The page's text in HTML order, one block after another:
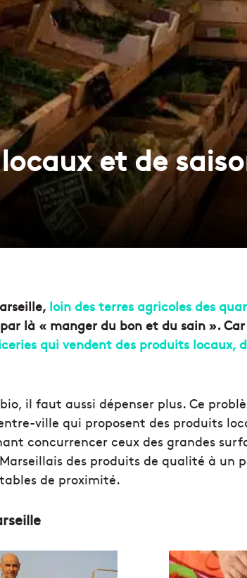
et de
loin des terres agricoles des
là « manger du bon et du sain ». Car
qui vendent des produits locaux,
il faut aussi dépenser plus. Ce
ville qui proposent des produits
concurrencer ceux des grandes
des produits de qualité à un
de proximité.